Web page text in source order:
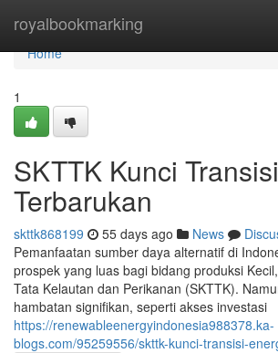
royalbookmarking
Home
Home
1
SKTTK Kunci
Terbarukan
skttk868199 55 days ago News
Pemanfaatan sumber daya alternatif di
prospek yang luas bagi bidang produksi
Tata Kelautan dan Perikanan (SKTTK).
hambatan signifikan, seperti akses investasi
https://renewableenergyindonesia988378.ka-
blogs.com/95259556/skttk-kunci-transisi-